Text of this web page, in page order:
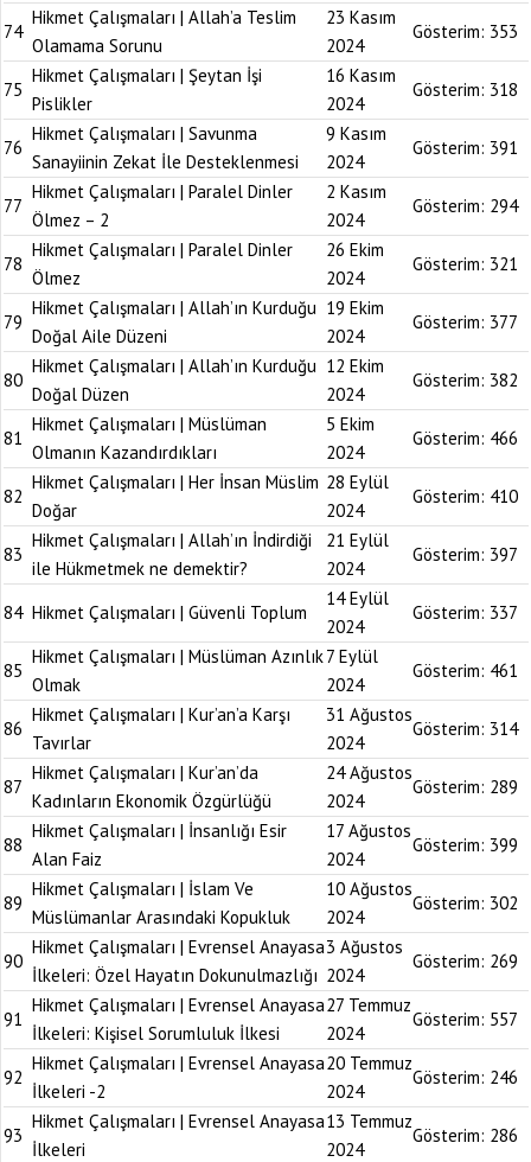
74
Hikmet Çalışmaları | Allah’a Teslim
Olamama Sorunu
23 Kasım
2024
Gösterim: 353
75
Hikmet Çalışmaları | Şeytan İşi
Pislikler
16 Kasım
2024
Gösterim: 318
76
Hikmet Çalışmaları | Savunma
Sanayiinin Zekat İle Desteklenmesi
9 Kasım
2024
Gösterim: 391
77
Hikmet Çalışmaları | Paralel Dinler
Ölmez – 2
2 Kasım
2024
Gösterim: 294
78
Hikmet Çalışmaları | Paralel Dinler
Ölmez
26 Ekim
2024
Gösterim: 321
79
Hikmet Çalışmaları | Allah’ın Kurduğu
Doğal Aile Düzeni
19 Ekim
2024
Gösterim: 377
80
Hikmet Çalışmaları | Allah’ın Kurduğu
Doğal Düzen
12 Ekim
2024
Gösterim: 382
81
Hikmet Çalışmaları | Müslüman
Olmanın Kazandırdıkları
5 Ekim
2024
Gösterim: 466
82
Hikmet Çalışmaları | Her İnsan Müslim
Doğar
28 Eylül
2024
Gösterim: 410
83
Hikmet Çalışmaları | Allah’ın İndirdiği
ile Hükmetmek ne demektir?
21 Eylül
2024
Gösterim: 397
84 Hikmet Çalışmaları | Güvenli Toplum
14 Eylül
2024
Gösterim: 337
85
Hikmet Çalışmaları | Müslüman Azınlık
Olmak
7 Eylül
2024
Gösterim: 461
86
Hikmet Çalışmaları | Kur’an’a Karşı
Tavırlar
31 Ağustos
2024
Gösterim: 314
87
Hikmet Çalışmaları | Kur’an’da
Kadınların Ekonomik Özgürlüğü
24 Ağustos
2024
Gösterim: 289
88
Hikmet Çalışmaları | İnsanlığı Esir
Alan Faiz
17 Ağustos
2024
Gösterim: 399
89
Hikmet Çalışmaları | İslam Ve
Müslümanlar Arasındaki Kopukluk
10 Ağustos
2024
Gösterim: 302
90
Hikmet Çalışmaları | Evrensel Anayasa
İlkeleri: Özel Hayatın Dokunulmazlığı
3 Ağustos
2024
Gösterim: 269
91
Hikmet Çalışmaları | Evrensel Anayasa
İlkeleri: Kişisel Sorumluluk İlkesi
27 Temmuz
2024
Gösterim: 557
92
Hikmet Çalışmaları | Evrensel Anayasa
İlkeleri -2
20 Temmuz
2024
Gösterim: 246
93
Hikmet Çalışmaları | Evrensel Anayasa
İlkeleri
13 Temmuz
2024
Gösterim: 286